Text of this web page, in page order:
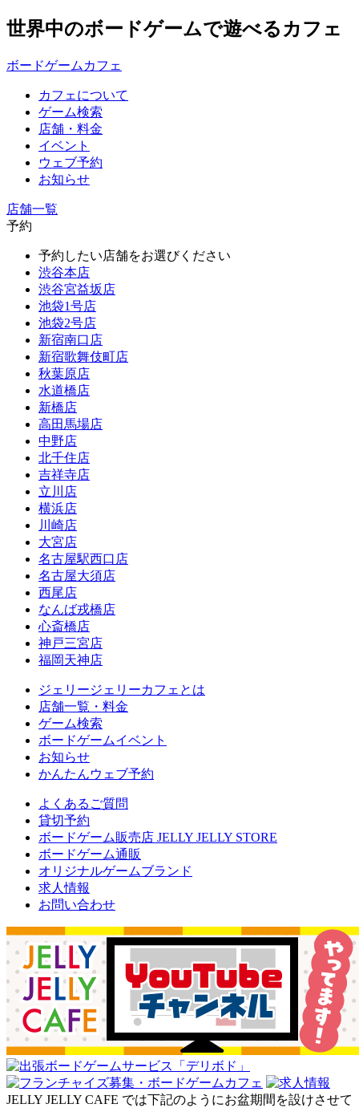
世界中のボードゲームで遊べるカフェ
ボードゲームカフェ
カフェについて
ゲーム検索
店舗・料金
イベント
ウェブ予約
お知らせ
店舗一覧
予約
予約したい店舗をお選びください
渋谷本店
渋谷宮益坂店
池袋1号店
池袋2号店
新宿南口店
新宿歌舞伎町店
秋葉原店
水道橋店
新橋店
高田馬場店
中野店
北千住店
吉祥寺店
立川店
横浜店
川崎店
大宮店
名古屋駅西口店
名古屋大須店
西尾店
なんば戎橋店
心斎橋店
神戸三宮店
福岡天神店
ジェリージェリーカフェとは
店舗一覧・料金
ゲーム検索
ボードゲームイベント
お知らせ
かんたんウェブ予約
よくあるご質問
貸切予約
ボードゲーム販売店 JELLY JELLY STORE
ボードゲーム通販
オリジナルゲームブランド
求人情報
お問い合わせ
JELLY JELLY CAFE では下記のようにお盆期間を設けさせて